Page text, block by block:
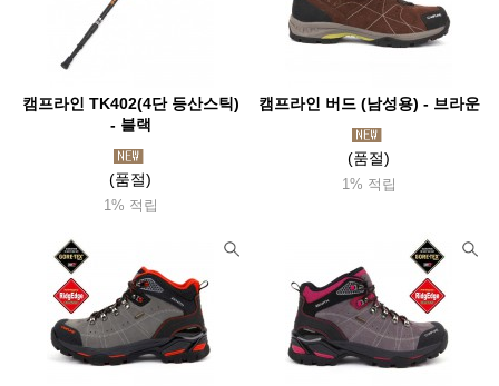
캠프라인 TK402(4단 등산스틱)
- 블랙
(품절)
1% 적립
캠프라인 버드 (남성용) - 브라운
(품절)
1% 적립